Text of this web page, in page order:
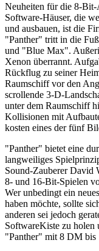
Neuheiten für die 8-Bit-
Software-Häuser, die
und ausbauen, ist die
"Panther" tritt in die
und "Blue Max".
Xenon überrannt.
Rückflug zu seiner
Raumschiff vor den
scrollende 3-D-
unter dem Raumschiff
Kollisionen mit
kosten eines der fünf
"Panther" bietet eine
langweiliges
Sound-Zauberer David
8- und 16-Bit-Spielen
Wer unbedingt ein
haben möchte, sollte
anderen sei jedoch
SoftwareKiste zu holen
"Panther" mit 8 DM bis